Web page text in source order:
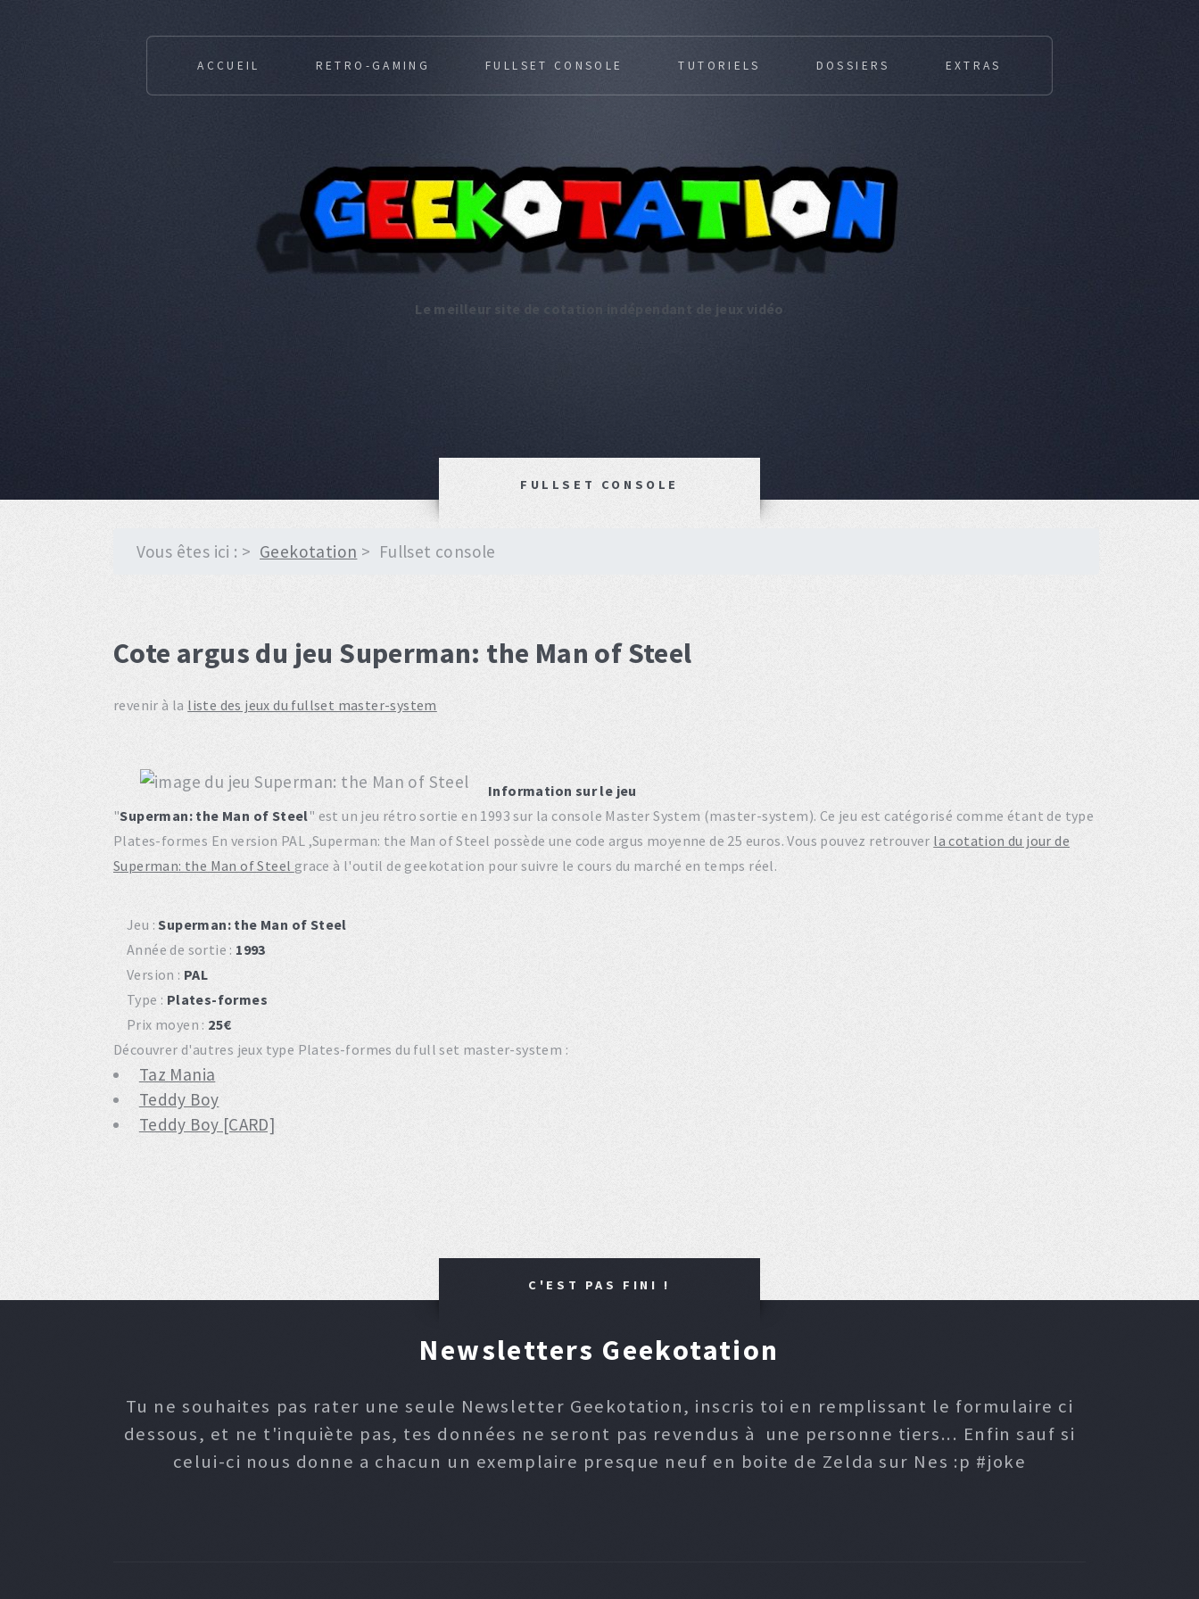
Le meilleur site de cotation indépendant de jeux vidéo
ACCUEIL RETRO-GAMING FULLSET CONSOLE TUTORIELS DOSSIERS EXTRAS
FULLSET CONSOLE
Vous êtes ici : Geekotation Fullset console
Cote argus du jeu Superman: the Man of Steel
revenir à la liste des jeux du fullset master-system
Information sur le jeu
"Superman: the Man of Steel" est un jeu rétro sortie en 1993 sur la console Master System (master-system). Ce jeu est catégorisé comme étant de type
Plates-formes En version PAL ,Superman: the Man of Steel possède une code argus moyenne de 25 euros. Vous pouvez retrouver la cotation du jour de
Superman: the Man of Steel grace à l'outil de geekotation pour suivre le cours du marché en temps réel.
Jeu :Superman: the Man of Steel
Année de sortie : 1993
Version : PAL
Type : Plates-formes
Prix moyen : 25€
Découvrer d'autres jeux type Plates-formes du full set master-system :
Taz Mania
Teddy Boy
Teddy Boy [CARD]
C'EST PAS FINI !
Newsletters Geekotation
Tu ne souhaites pas rater une seule Newsletter Geekotation, inscris toi en remplissant le formulaire ci
dessous, et ne t'inquiète pas, tes données ne seront pas revendus à une personne tiers... Enfin sauf si
celui-ci nous donne a chacun un exemplaire presque neuf en boite de Zelda sur Nes :p #joke